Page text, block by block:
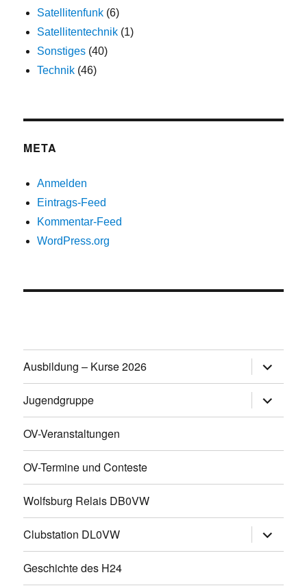
Satellitenfunk (6)
Satellitentechnik (1)
Sonstiges (40)
Technik (46)
META
Anmelden
Eintrags-Feed
Kommentar-Feed
WordPress.org
Ausbildung – Kurse 2026
öffnen
Jugendgruppe
öffnen
OV-Veranstaltungen
OV-Termine und Conteste
Wolfsburg Relais DB0VW
Clubstation DL0VW
öffnen
Geschichte des H24